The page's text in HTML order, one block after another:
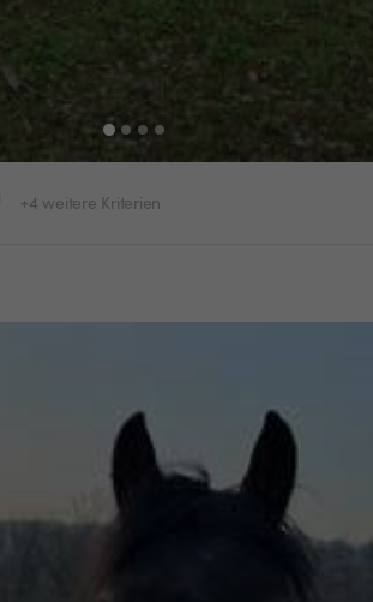
+4 weitere Kriterien